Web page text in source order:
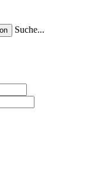
Suche...